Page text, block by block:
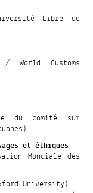
Libre de
/ World Customs
du comité sur
et éthiques
Mondiale des
University)